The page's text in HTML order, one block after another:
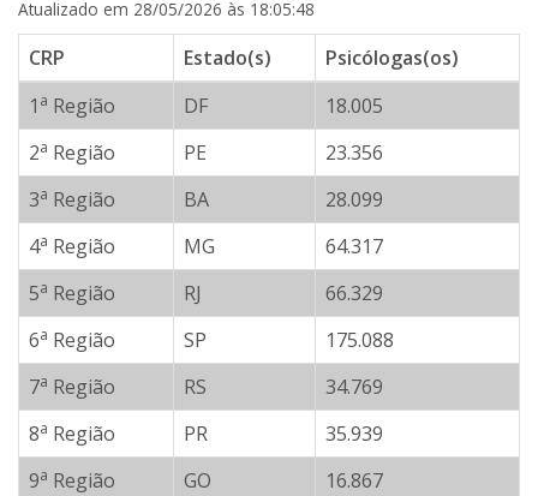
Atualizado em 28/05/2026 às 18:05:48
CRP Estado(s)
Psicólogas(os)
1 a Região DF
18.005
2a Região PE
23.356
3a Região BA
28.099
4a Região MG
64.317
5a Região RJ
66.329
6a Região SP
175.088
7a Região RS
34.769
8a Região PR
35.939
9a Região GO
16.867